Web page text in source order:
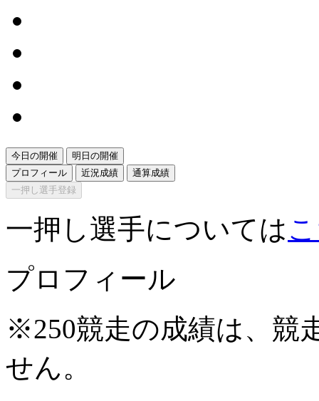
今日の開催
明日の開催
プロフィール
近況成績
通算成績
一押し選手登録
一押し選手については
プロフィール
※250競走の成績は、競
せん。